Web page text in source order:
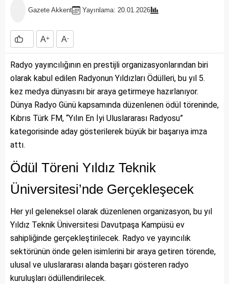
Gazete Akkent Yayınlama: 20.01.2026
A+ A-
Radyo yayıncılığının en prestijli organizasyonlarından biri
olarak kabul edilen Radyonun Yıldızları Ödülleri, bu yıl 5.
kez medya dünyasını bir araya getirmeye hazırlanıyor.
Dünya Radyo Günü kapsamında düzenlenen ödül töreninde,
Kıbrıs Türk FM, “Yılın En İyi Uluslararası Radyosu”
kategorisinde aday gösterilerek büyük bir başarıya imza
attı.
Ödül Töreni Yıldız Teknik
Üniversitesi’nde Gerçekleşecek
Her yıl geleneksel olarak düzenlenen organizasyon, bu yıl
Yıldız Teknik Üniversitesi Davutpaşa Kampüsü ev
sahipliğinde gerçekleştirilecek. Radyo ve yayıncılık
sektörünün önde gelen isimlerini bir araya getiren törende,
ulusal ve uluslararası alanda başarı gösteren radyo
kuruluşları ödüllendirilecek.